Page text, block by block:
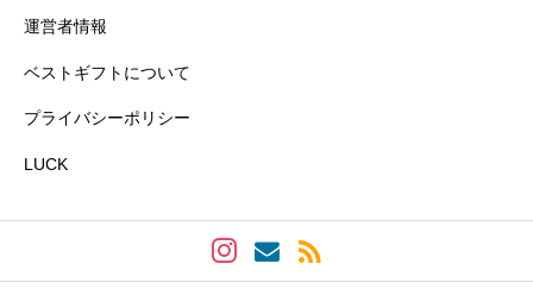
知名度
星の数をお選びください
運営者情報
ベストギフトについて
プライバシーポリシー
LUCK